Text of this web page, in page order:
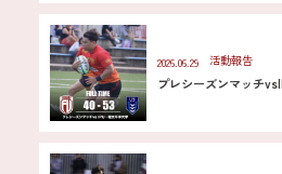
2026.06.29 活動報告
プレシーズンマッチ